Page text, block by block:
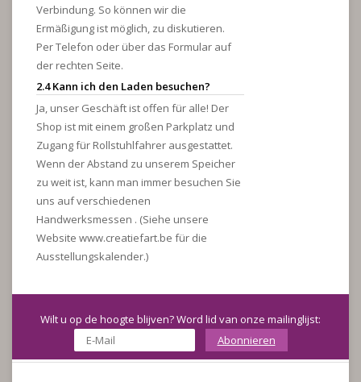
Verbindung. So können wir die
Ermäßigung ist möglich, zu diskutieren.
Per Telefon oder über das Formular auf
der rechten Seite.
2.4 Kann ich den Laden besuchen?
Ja, unser Geschäft ist offen für alle! Der
Shop ist mit einem großen Parkplatz und
Zugang für Rollstuhlfahrer ausgestattet.
Wenn der Abstand zu unserem Speicher
zu weit ist, kann man immer besuchen Sie
uns auf verschiedenen
Handwerksmessen . (Siehe unsere
Website www.creatiefart.be für die
Ausstellungskalender.)
Wilt u op de hoogte blijven? Word lid van onze mailinglijst:
Abonnieren